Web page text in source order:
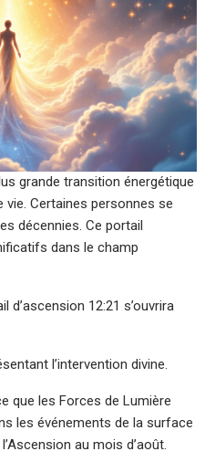
grande transition énergétique
Certaines personnes se
décennies. Ce portail
dans le champ
d’ascension 12:21 s’ouvrira
l’intervention divine.
que les Forces de Lumière
les événements de la surface
au mois d’août.